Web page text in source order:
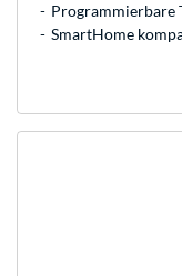
Programmierbare
SmartHome